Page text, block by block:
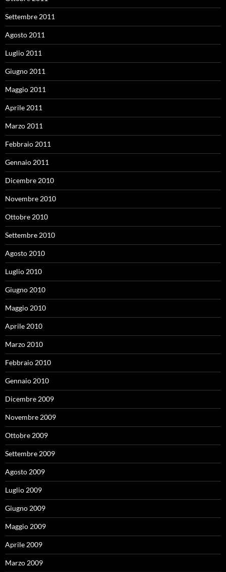
Settembre 2011
Agosto 2011
Luglio 2011
Giugno 2011
Maggio 2011
Aprile 2011
Marzo 2011
Febbraio 2011
Gennaio 2011
Dicembre 2010
Novembre 2010
Ottobre 2010
Settembre 2010
Agosto 2010
Luglio 2010
Giugno 2010
Maggio 2010
Aprile 2010
Marzo 2010
Febbraio 2010
Gennaio 2010
Dicembre 2009
Novembre 2009
Ottobre 2009
Settembre 2009
Agosto 2009
Luglio 2009
Giugno 2009
Maggio 2009
Aprile 2009
Marzo 2009